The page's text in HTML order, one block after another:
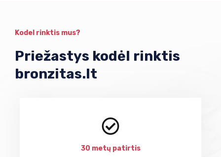
Kodel rinktis mus?
Priežastys kodėl rinktis
bronzitas.lt
30 metų patirtis